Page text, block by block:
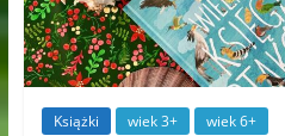
Książki wiek 3+ wiek 6+